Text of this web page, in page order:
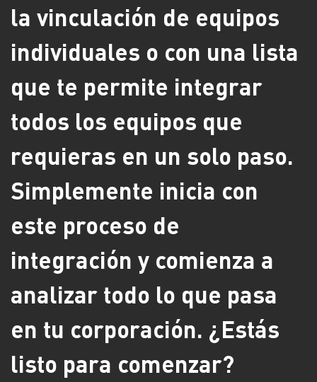
la vinculación de equipos
individuales o con una lista
que te permite integrar
todos los equipos que
requieras en un solo paso.
Simplemente inicia con
este proceso de
integración y comienza a
analizar todo lo que pasa
en tu corporación. ¿Estás
listo para comenzar?